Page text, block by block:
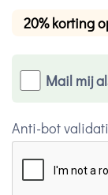
20% korting
Mail mij
Anti-bot